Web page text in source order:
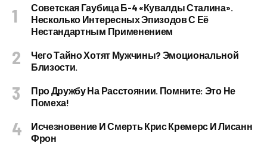
Советская Гаубица Б-4 «Кувалды Сталина».
Несколько Интересных Эпизодов С Её
Нестандартным Применением
Чего Тайно Хотят Мужчины? Эмоциональной
Близости.
Про Дружбу На Расстоянии. Помните: Это Не
Помеха!
Исчезновение И Смерть Крис Кремерс И Лисанн
Фрон